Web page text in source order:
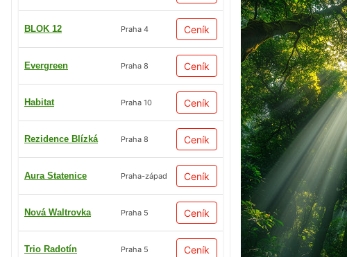
BLOK 12 Praha 4 Ceník
Evergreen Praha 8 Ceník
Habitat Praha 10 Ceník
Rezidence Blízká Praha 8 Ceník
Aura Statenice Praha-západ Ceník
Nová Waltrovka Praha 5 Ceník
Trio Radotín Praha 5 Ceník